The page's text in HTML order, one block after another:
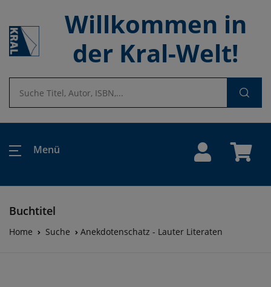
Willkommen in
der Kral-Welt!
Menü
Buchtitel
Home Suche Anekdotenschatz - Lauter Literaten